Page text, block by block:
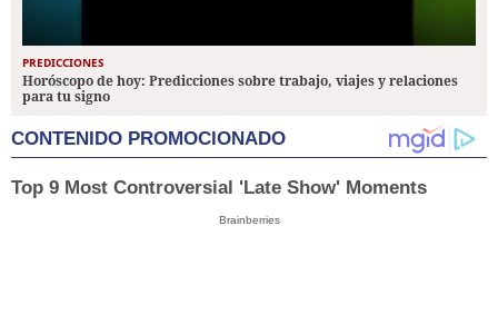
PREDICCIONES
Horóscopo de hoy: Predicciones sobre trabajo, viajes y relaciones
para tu signo
CONTENIDO PROMOCIONADO
Top 9 Most Controversial 'Late Show' Moments
Brainberries